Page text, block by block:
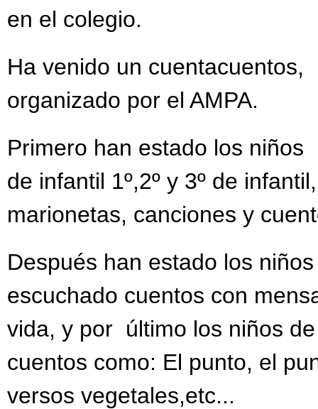
en el colegio.
Ha venido un cuentacuentos,
organizado por el AMPA.
Primero han estado los niños
de infantil 1º,2º y 3º de
marionetas, canciones y
Después han estado los
escuchado cuentos con
vida, y por último los niños de
cuentos como: El punto, el
versos vegetales,etc...